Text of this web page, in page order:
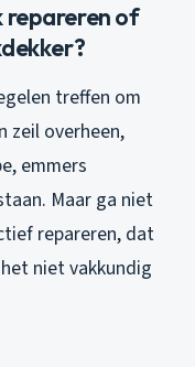
repareren of
treffen om
zeil overheen,
emmers
Maar ga niet
repareren, dat
niet vakkundig